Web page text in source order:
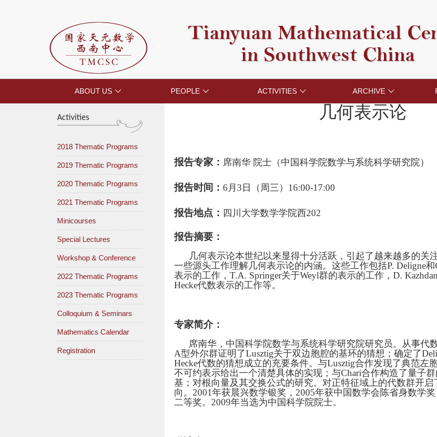
Tianyuan Mathematical
in Southwest China
ABOUT US  PEOPLE  ACTIVITIES  ARCHIVE 
Activities
2018 Thematic Programs
2019 Thematic Programs
2020 Thematic Programs
2021 Thematic Programs
Minicourses
Special Lectures
Workshop & Conference
2022 Thematic Programs
2023 Thematic Programs
Colloquium & Seminars
Mathematics Calendar
Registration
几何表示论
报告专家： 席南华 院士（中国科学院数学与系统科学研究院）
报告时间： 6月3日（周三）16:00-17:00
报告地点： 四川大学数学学院西202
报告摘要：
几何表示论本世纪以来显得十分活跃，引起了越来越多的关
一些源头工作理解几何表示论的内涵。这些工作包括P. Deligne
表示的工作，T.A. Springer关于Weyl群的表示的工作，D.
Hecke代数表示的工作等。
专家简介：
席南华，中国科学院数学与系统科学研究院研究员。从事代
A型外尔群证明了Lusztig关于双边胞腔的基环的猜想；确定了
Hecke代数的猜想成立的充要条件。与Lusztig合作发现了典范左
不可约表示给出一个清楚具体的实现；与Chari合作构造了量子
基；对根向量及其交换公式的研究。对正特征域上的代数群开
向。2001年获晨兴数学银奖，2005年获中国数学会陈省身数学
二等奖。2009年当选为中国科学院院士。